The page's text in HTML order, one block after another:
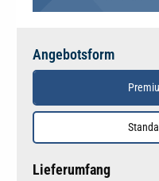
Angebotsform
Lieferumfang